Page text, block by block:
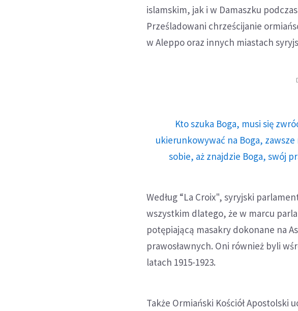
islamskim, jak i w Damaszku
Prześladowani chrześcijanie
w Aleppo oraz innych miastach
Kto szuka Boga, musi się
ukierunkowywać na Boga,
sobie, aż znajdzie Boga, swój
Według “La Croix", syryjski
wszystkim dlatego, że w marcu
potępiającą masakry dokonane na
prawosławnych. Oni również byli
latach 1915-1923.
Także Ormiański Kościół Apostolski